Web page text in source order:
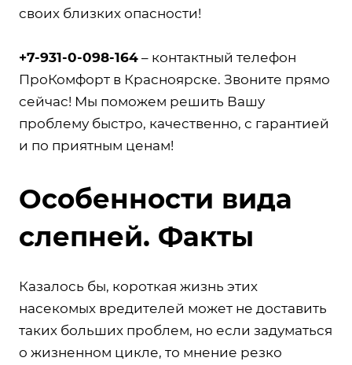
своих близких опасности!
+7-931-0-098-164 – контактный телефон
ПроКомфорт в Красноярске. Звоните прямо
сейчас! Мы поможем решить Вашу
проблему быстро, качественно, с гарантией
и по приятным ценам!
Особенности вида
слепней. Факты
Казалось бы, короткая жизнь этих
насекомых вредителей может не доставить
таких больших проблем, но если задуматься
о жизненном цикле, то мнение резко